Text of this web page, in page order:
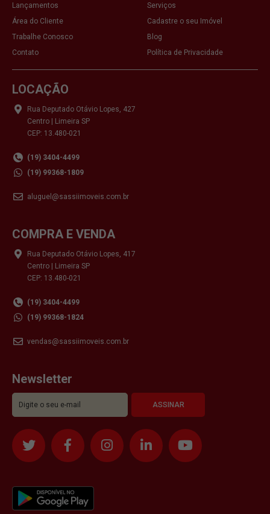
Lançamentos
Serviços
Área do Cliente
Cadastre o seu Imóvel
Trabalhe Conosco
Blog
Contato
Política de Privacidade
LOCAÇÃO
Rua Deputado Otávio Lopes, 427
Centro | Limeira SP
CEP: 13.480-021
(19) 3404-4499
(19) 99368-1809
aluguel@sassiimoveis.com.br
COMPRA E VENDA
Rua Deputado Otávio Lopes, 417
Centro | Limeira SP
CEP: 13.480-021
(19) 3404-4499
(19) 99368-1824
vendas@sassiimoveis.com.br
Newsletter